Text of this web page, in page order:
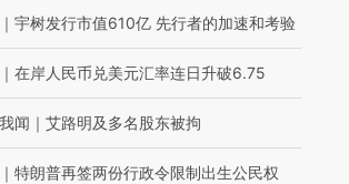
｜ 宇树发行市值610亿 先行者的加速和考验
｜ 在岸人民币兑美元汇率连日升破6.75
闻 ｜ 艾路明及多名股东被拘
｜ 特朗普再签两份行政令限制出生公民权